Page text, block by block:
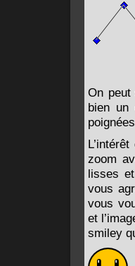
On peut
bien
zoom
lisses
vous
vous
et
smiley